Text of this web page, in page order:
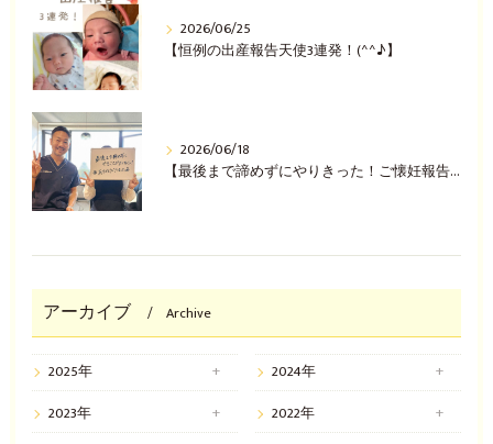
2026/06/25
【恒例の出産報告天使3連発！(^^♪】
2026/06/18
【最後まで諦めずにやりきった！ご懐妊報告(^^♪】
アーカイブ Archive
2025年
2024年
2023年
2022年